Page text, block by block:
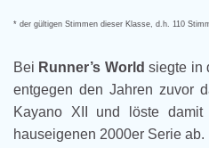
* der gültigen Stimmen dieser Klasse, d.h. 110
Bei Runner’s World siegte in
entgegen den Jahren zuvor
Kayano XII und löste
hauseigenen 2000er Serie ab.